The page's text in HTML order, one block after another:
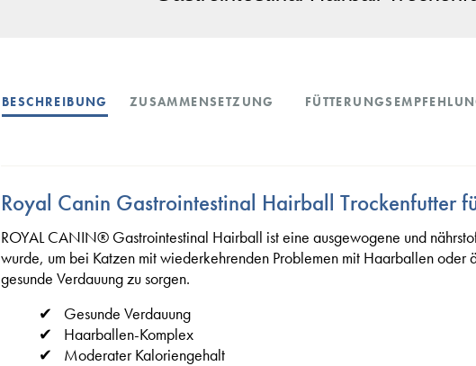
BESCHREIBUNG ZUSAMMENSETZUNG
Royal Canin Gastrointestinal Hairball Trockenfutter
ROYAL CANIN® Gastrointestinal Hairball ist eine ausgewogene und
wurde, um bei Katzen mit wiederkehrenden Problemen mit Haarballen oder
gesunde Verdauung zu sorgen.
Gesunde Verdauung
Haarballen-Komplex
Moderater Kaloriengehalt